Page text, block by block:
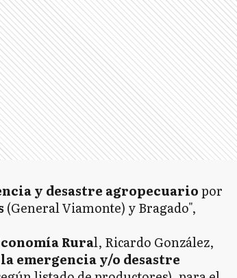
y desastre agropecuariopor
(General Viamonte) y Bragado",
Rural, Ricardo González,
emergencia y/o desastre